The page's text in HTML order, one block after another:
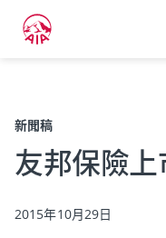
新聞稿
友邦保險
2015年10月29日